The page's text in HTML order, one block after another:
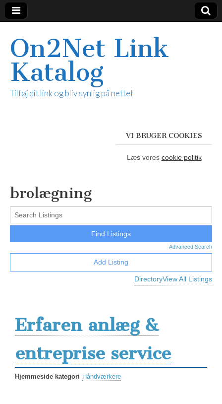
On2Net Link
Katalog
Tilføj dit link og bliv synlig på nettet
VI BRUGER COOKIES
Læs vores cookie politik
brolægning
Advanced Search
DirectoryView All Listings
Add Listing
Erfaren anlæg &
entreprise service
Hjemmeside kategori Håndværkere